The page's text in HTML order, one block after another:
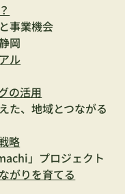
事業機会
岡
ル
の活用
た、地域とつながる
略
」プロジェクト
がりを育てる